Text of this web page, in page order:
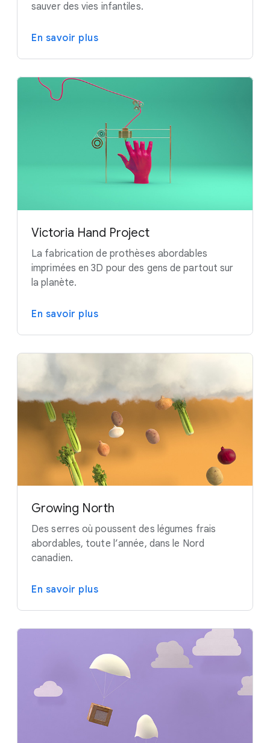
sauver des vies infantiles.
En savoir plus
Victoria Hand Project
La fabrication de prothèses abordables
imprimées en 3D pour des gens de partout sur
la planète.
En savoir plus
Growing North
Des serres où poussent des légumes frais
abordables, toute l’année, dans le Nord
canadien.
En savoir plus